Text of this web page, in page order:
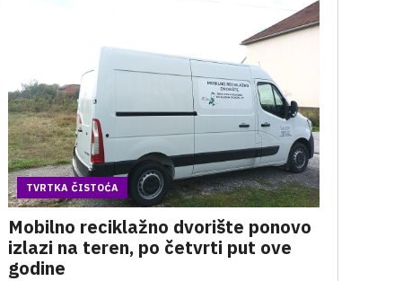
TVRTKA ČISTOĆA
Mobilno reciklažno dvorište ponovo
izlazi na teren, po četvrti put ove
godine